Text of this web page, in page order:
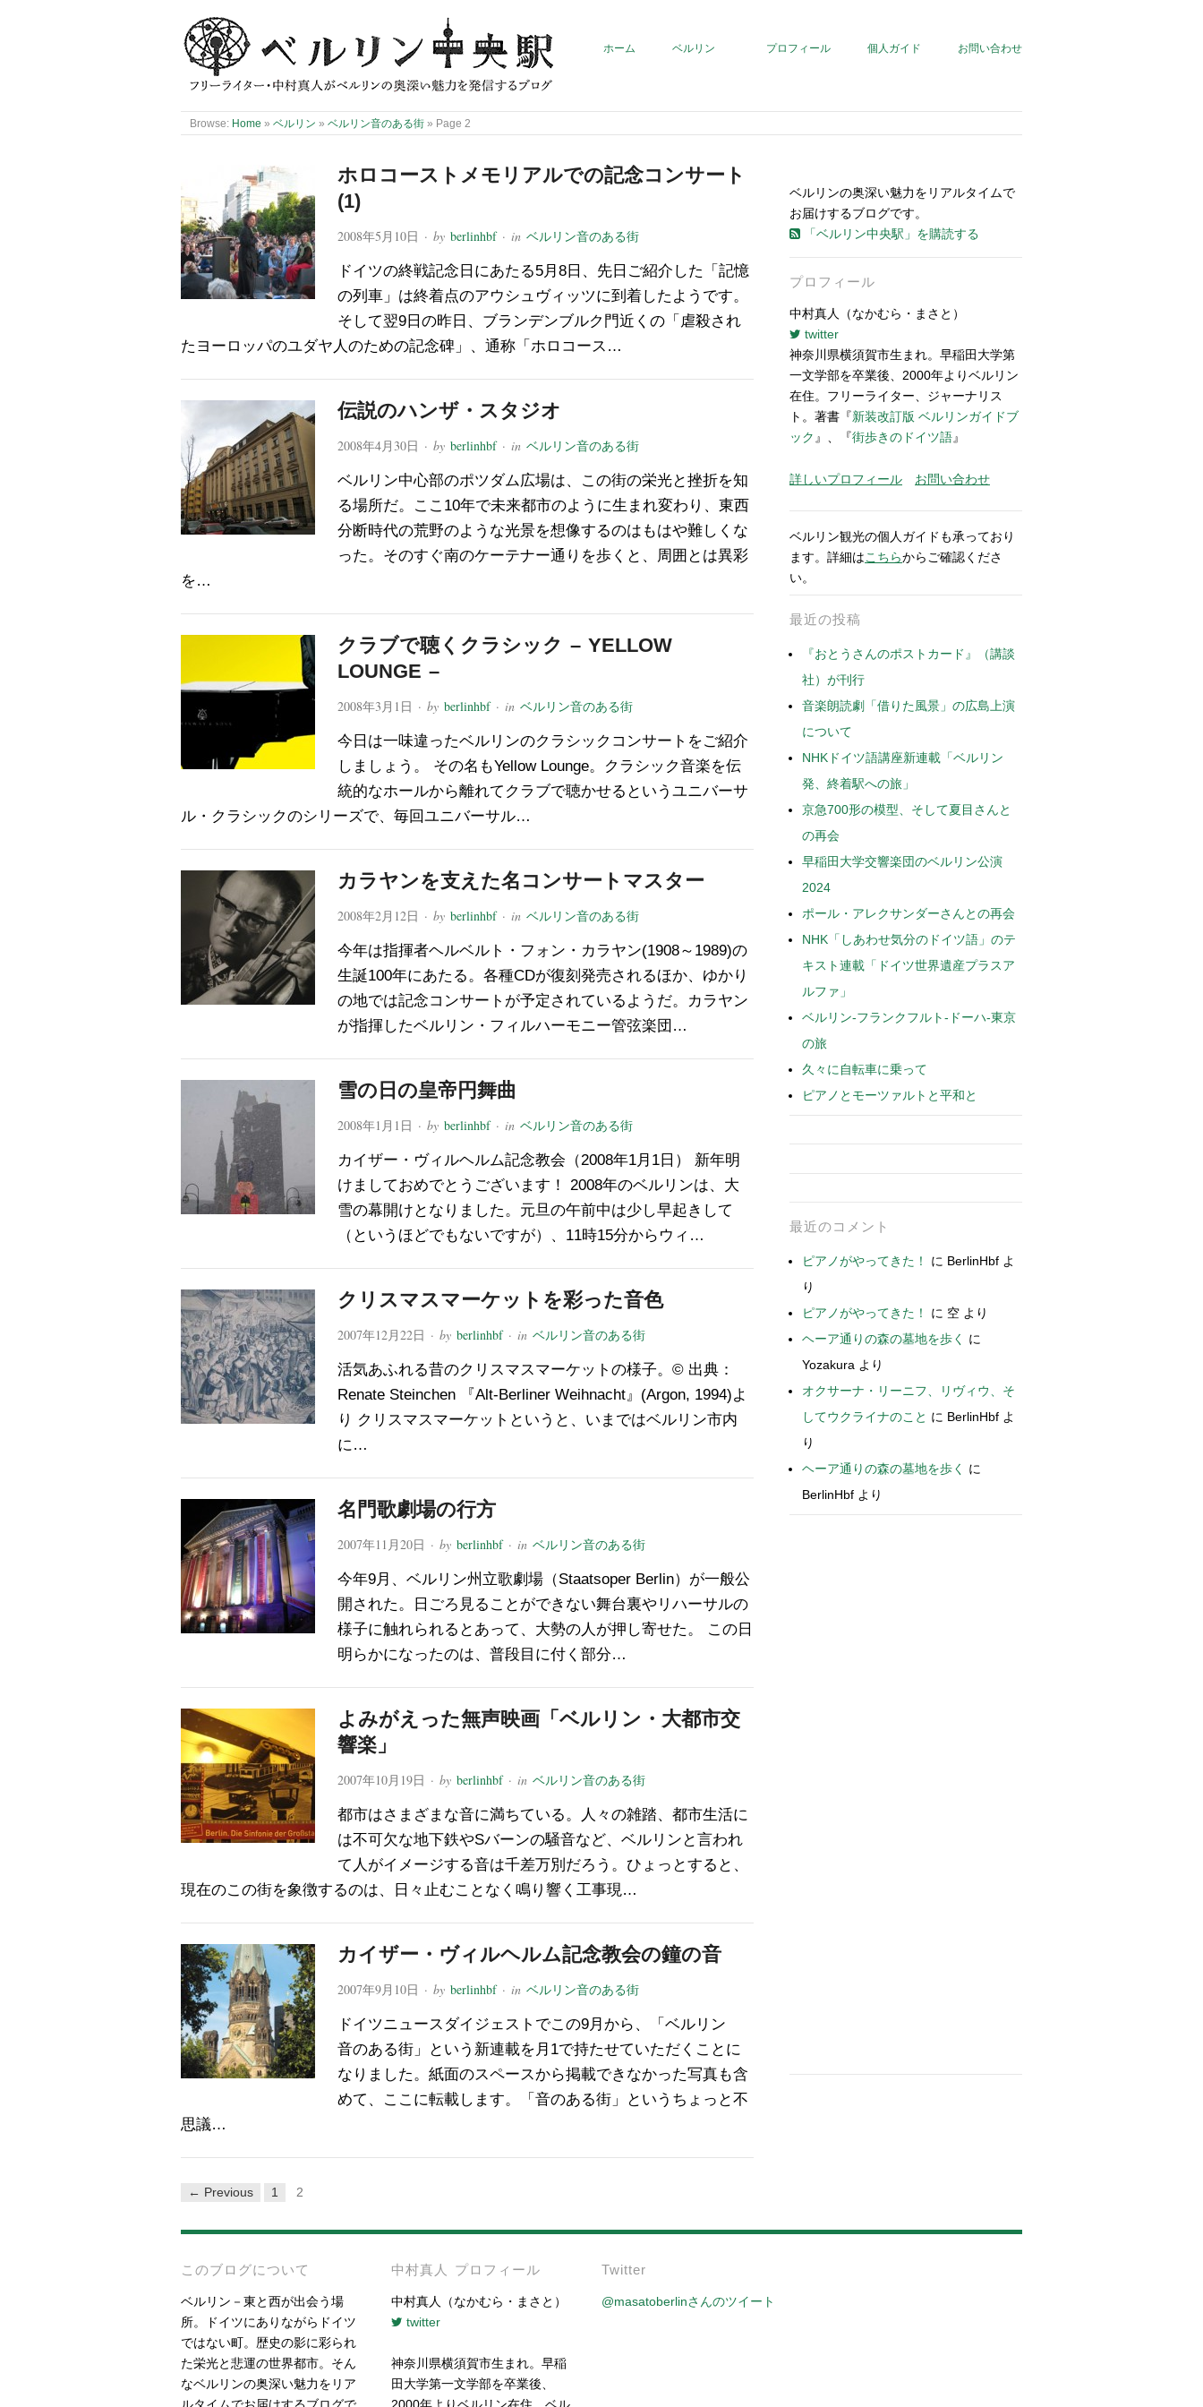
ホーム ベルリン プロフィール 個人ガイド お問い合わせ
Browse: Home » ベルリン » ベルリン音のある街 » Page 2
ホロコーストメモリアルでの記念コンサート
(1)
2008年5月10日 · by berlinhbf· in ベルリン音のある街
ドイツの終戦記念日にあたる5月8日、先日ご紹介した「記憶
の列車」は終着点のアウシュヴィッツに到着したようです。
そして翌9日の昨日、ブランデンブルク門近くの「虐殺され
たヨーロッパのユダヤ人のための記念碑」、通称「ホロコース…
伝説のハンザ・スタジオ
2008年4月30日 · by berlinhbf· in ベルリン音のある街
ベルリン中心部のポツダム広場は、この街の栄光と挫折を知
る場所だ。ここ10年で未来都市のように生まれ変わり、東西
分断時代の荒野のような光景を想像するのはもはや難しくな
った。そのすぐ南のケーテナー通りを歩くと、周囲とは異彩
を…
クラブで聴くクラシック – YELLOW
LOUNGE –
2008年3月1日 · by berlinhbf· in ベルリン音のある街
今日は一味違ったベルリンのクラシックコンサートをご紹介
しましょう。 その名もYellow Lounge。クラシック音楽を伝
統的なホールから離れてクラブで聴かせるというユニバーサ
ル・クラシックのシリーズで、毎回ユニバーサル…
カラヤンを支えた名コンサートマスター
2008年2月12日 · by berlinhbf· in ベルリン音のある街
今年は指揮者ヘルベルト・フォン・カラヤン(1908～1989)の
生誕100年にあたる。各種CDが復刻発売されるほか、ゆかり
の地では記念コンサートが予定されているようだ。カラヤン
が指揮したベルリン・フィルハーモニー管弦楽団…
雪の日の皇帝円舞曲
2008年1月1日 · by berlinhbf· in ベルリン音のある街
カイザー・ヴィルヘルム記念教会（2008年1月1日） 新年明
けましておめでとうございます！ 2008年のベルリンは、大
雪の幕開けとなりました。元旦の午前中は少し早起きして
（というほどでもないですが）、11時15分からウィ…
クリスマスマーケットを彩った音色
2007年12月22日 · by berlinhbf· in ベルリン音のある街
活気あふれる昔のクリスマスマーケットの様子。© 出典：
Renate Steinchen 『Alt-Berliner Weihnacht』(Argon, 1994)よ
り クリスマスマーケットというと、いまではベルリン市内
に…
名門歌劇場の行方
2007年11月20日 · by berlinhbf· in ベルリン音のある街
今年9月、ベルリン州立歌劇場（Staatsoper Berlin）が一般公
開された。日ごろ見ることができない舞台裏やリハーサルの
様子に触れられるとあって、大勢の人が押し寄せた。 この日
明らかになったのは、普段目に付く部分…
よみがえった無声映画「ベルリン・大都市交
響楽」
2007年10月19日 · by berlinhbf· in ベルリン音のある街
都市はさまざまな音に満ちている。人々の雑踏、都市生活に
は不可欠な地下鉄やSバーンの騒音など、ベルリンと言われ
て人がイメージする音は千差万別だろう。ひょっとすると、
現在のこの街を象徴するのは、日々止むことなく鳴り響く工事現…
カイザー・ヴィルヘルム記念教会の鐘の音
2007年9月10日 · by berlinhbf· in ベルリン音のある街
ドイツニュースダイジェストでこの9月から、「ベルリン
音のある街」という新連載を月1で持たせていただくことに
なりました。紙面のスペースから掲載できなかった写真も含
めて、ここに転載します。「音のある街」というちょっと不
思議…
← Previous 1 2
ベルリンの奥深い魅力をリアルタイムで
お届けするブログです。
「ベルリン中央駅」を購読する
プロフィール
中村真人（なかむら・まさと）
twitter
神奈川県横須賀市生まれ。早稲田大学第
一文学部を卒業後、2000年よりベルリン
在住。フリーライター、ジャーナリス
ト。著書『新装改訂版 ベルリンガイドブ
ック 』、『街歩きのドイツ語』
詳しいプロフィール お問い合わせ
ベルリン観光の個人ガイドも承っており
ます。詳細はこちらからご確認くださ
い。
最近の投稿
『おとうさんのポストカード』（講談
社）が刊行
音楽朗読劇「借りた風景」の広島上演
について
NHKドイツ語講座新連載「ベルリン
発、終着駅への旅」
京急700形の模型、そして夏目さんと
の再会
早稲田大学交響楽団のベルリン公演
2024
ポール・アレクサンダーさんとの再会
NHK「しあわせ気分のドイツ語」のテ
キスト連載「ドイツ世界遺産プラスア
ルファ」
ベルリン-フランクフルト-ドーハ-東京
の旅
久々に自転車に乗って
ピアノとモーツァルトと平和と
最近のコメント
ピアノがやってきた！ に BerlinHbf よ
り
ピアノがやってきた！
に 空 より
ヘーア通りの森の墓地を歩く
に
Yozakura より
オクサーナ・リーニフ、リヴィウ、そ
してウクライナのこと に BerlinHbf よ
り
ヘーア通りの森の墓地を歩く
に
BerlinHbf より
このブログについて
ベルリン－東と西が出会う場
所。ドイツにありながらドイツ
ではない町。歴史の影に彩られ
た栄光と悲運の世界都市。そん
なベルリンの奥深い魅力をリア
中村真人 プロフィール
中村真人（なかむら・まさと）
twitter
神奈川県横須賀市生まれ。早稲
田大学第一文学部を卒業後、
Twitter
@masatoberlinさんのツイート